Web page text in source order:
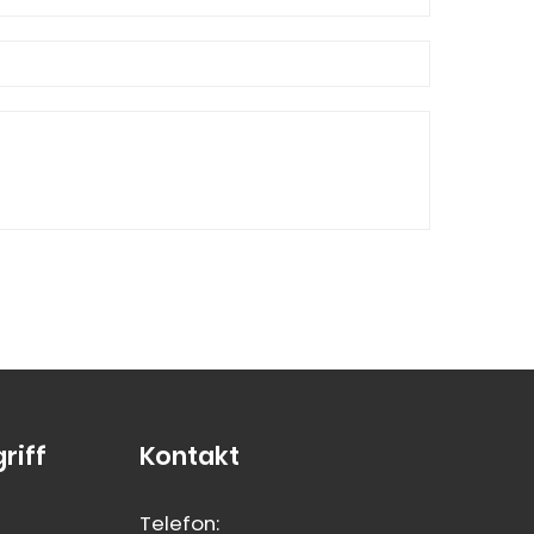
Kontakt
Telefon: